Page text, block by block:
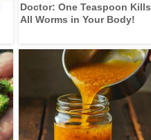
Doctor: One Teaspoon Kills
All Worms in Your Body!